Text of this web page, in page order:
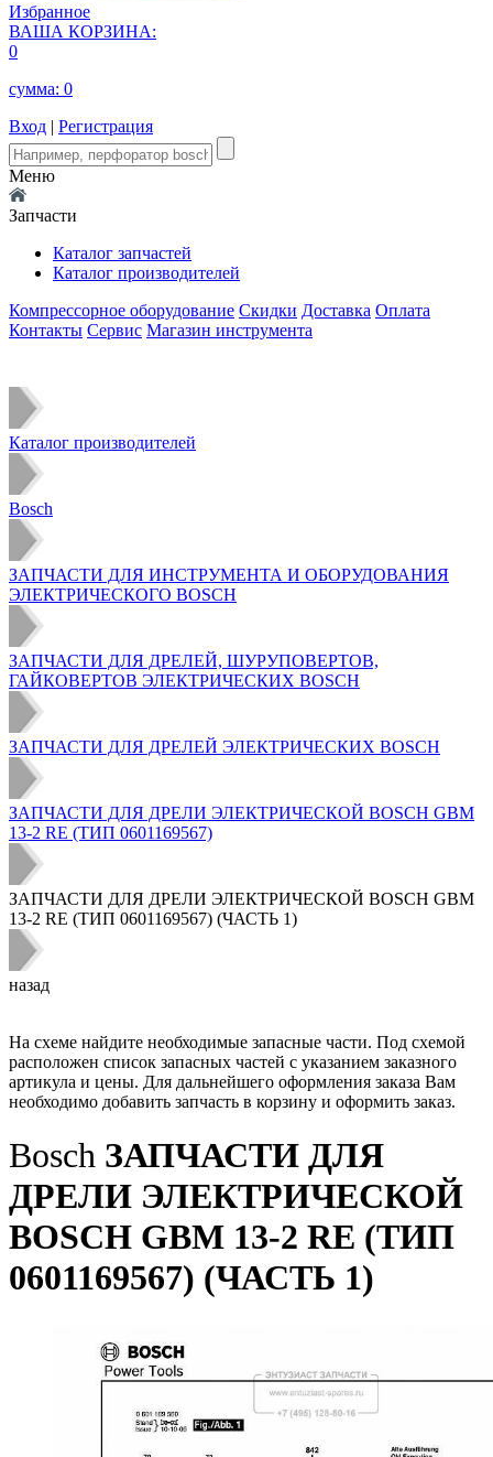
Избранное
ВАША КОРЗИНА:
0
сумма: 0
Вход | Регистрация
Меню
Запчасти
Каталог запчастей
Каталог производителей
Компрессорное оборудование Скидки Доставка Оплата
Контакты Сервис Магазин инструмента
Каталог производителей
Bosch
ЗАПЧАСТИ ДЛЯ ИНСТРУМЕНТА И ОБОРУДОВАНИЯ
ЭЛЕКТРИЧЕСКОГО BOSCH
ЗАПЧАСТИ ДЛЯ ДРЕЛЕЙ, ШУРУПОВЕРТОВ,
ГАЙКОВЕРТОВ ЭЛЕКТРИЧЕСКИХ BOSCH
ЗАПЧАСТИ ДЛЯ ДРЕЛЕЙ ЭЛЕКТРИЧЕСКИХ BOSCH
ЗАПЧАСТИ ДЛЯ ДРЕЛИ ЭЛЕКТРИЧЕСКОЙ BOSCH GBM
13-2 RE (ТИП 0601169567)
ЗАПЧАСТИ ДЛЯ ДРЕЛИ ЭЛЕКТРИЧЕСКОЙ BOSCH GBM
13-2 RE (ТИП 0601169567) (ЧАСТЬ 1)
назад
На схеме найдите необходимые запасные части. Под схемой
расположен список запасных частей с указанием заказного
артикула и цены. Для дальнейшего оформления заказа Вам
необходимо добавить запчасть в корзину и оформить заказ.
Bosch ЗАПЧАСТИ ДЛЯ
ДРЕЛИ ЭЛЕКТРИЧЕСКОЙ
BOSCH GBM 13-2 RE (ТИП
0601169567) (ЧАСТЬ 1)